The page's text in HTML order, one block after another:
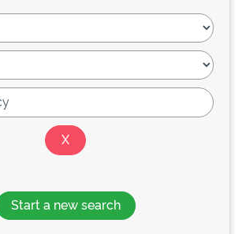
Start a new search